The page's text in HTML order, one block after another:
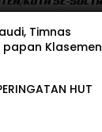
Timnas
papan Klasemen
HUT